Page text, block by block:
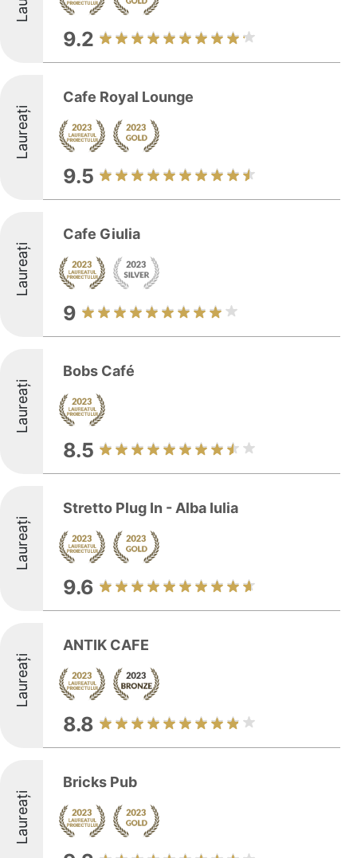
9.2
Laureați
Cafe Royal Lounge
9.5
Laureați
Cafe Giulia
9
Laureați
Bobs Café
8.5
Laureați
Stretto Plug In - Alba Iulia
9.6
Laureați
ANTIK CAFE
8.8
Laureați
Bricks Pub